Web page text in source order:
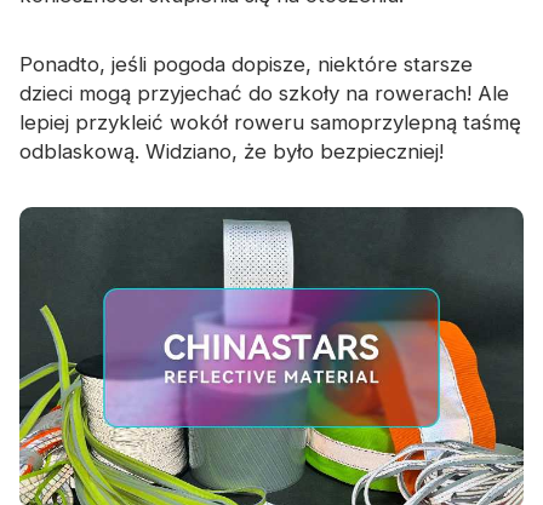
Ponadto, jeśli pogoda dopisze, niektóre starsze
dzieci mogą przyjechać do szkoły na rowerach! Ale
lepiej przykleić wokół roweru samoprzylepną taśmę
odblaskową. Widziano, że było bezpieczniej!